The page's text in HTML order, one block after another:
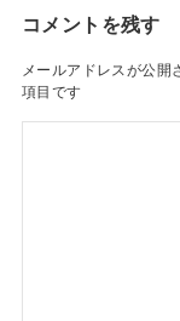
コメントを残す
メールアドレスが公開
項目です